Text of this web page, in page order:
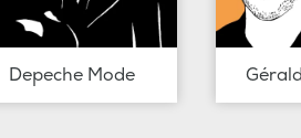
Depeche Mode